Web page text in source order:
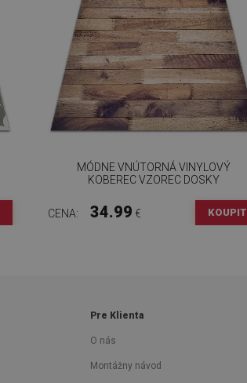
MÓDNE VNÚTORNÁ VINYLOVÝ
KOBEREC VZOREC DOSKY
CENA: 34.99 € KOUPIT
Pre Klienta
O nás
Montážny návod